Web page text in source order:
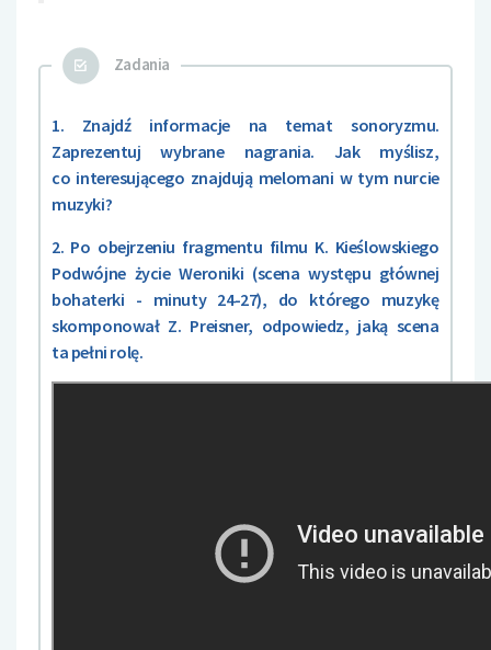
Zadania
1. Znajdź informacje na temat sonoryzmu.
Zaprezentuj wybrane nagrania. Jak myślisz,
co interesującego znajdują melomani w tym nurcie
muzyki?
2. Po obejrzeniu fragmentu filmu K. Kieślowskiego
Podwójne życie Weroniki (scena występu głównej
bohaterki - minuty 24-27), do którego muzykę
skomponował Z. Preisner, odpowiedz, jaką scena
ta pełni rolę.